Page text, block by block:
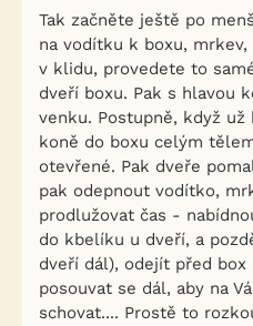
Tak začněte ještě po
na vodítku k boxu,
v klidu, provedete to
dveří boxu. Pak s hlavou​
venku. Postupně, když
koně do boxu celým
otevřené. Pak dveře
pak odepnout vodítko,
prodlužovat čas -
do kbelíku u dveří, a
dveří dál), odejít před
posouvat se dál, aby na
schovat.... Prostě to